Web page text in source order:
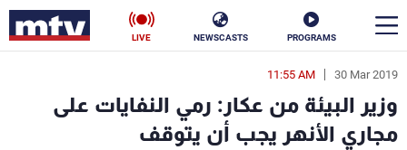
PROGRAMS
NEWSCASTS
LIVE
30 Mar 2019
11:55 AM
وزير البيئة من عكار: رمي النفايات على
مجاري الأنهر يجب أن يتوقف
en
الأخبار